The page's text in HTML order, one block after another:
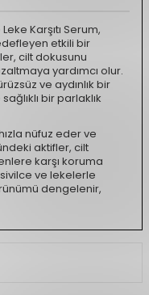
Karşıtı Serum,
etkili bir
cilt dokusunu
yardımcı olur.
ve aydınlık bir
bir parlaklık
nüfuz eder ve
aktifler, cilt
karşı koruma
ve lekelerle
dengelenir,